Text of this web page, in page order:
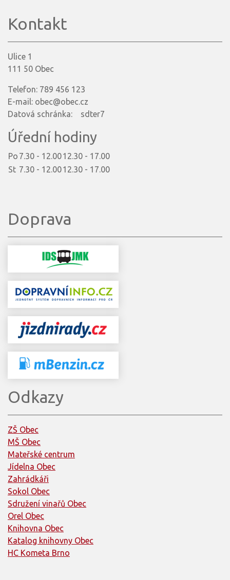
Kontakt
Ulice 1
111 50 Obec
Telefon: 789 456 123
E-mail: obec@obec.cz
Datová schránka: sdter7
Úřední hodiny
Po 7.30 - 12.0012.30 - 17.00
St 7.30 - 12.0012.30 - 17.00
Doprava
Odkazy
ZŠ Obec
MŠ Obec
Mateřské centrum
Jídelna Obec
Zahrádkáři
Sokol Obec
Sdružení vinařů Obec
Orel Obec
Knihovna Obec
Katalog knihovny Obec
HC Kometa Brno